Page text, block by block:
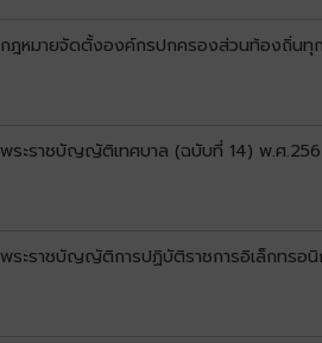
กฎหมายจัดตั้งองค์กรปกครองส่วนท้องถิ่นทุก
พระราชบัญญัติเทศบาล (ฉบับที่ 14) พ.ศ
พระราชบัญญัติการปฏิบัติราชการอิเล็กทรอ